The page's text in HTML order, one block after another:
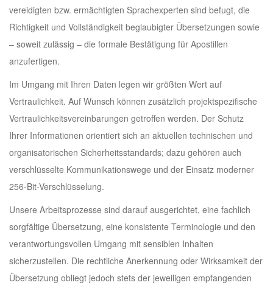
vereidigten bzw. ermächtigten Sprachexperten sind befugt, die
Richtigkeit und Vollständigkeit beglaubigter Übersetzungen sowie
– soweit zulässig – die formale Bestätigung für Apostillen
anzufertigen.
Im Umgang mit Ihren Daten legen wir größten Wert auf
Vertraulichkeit. Auf Wunsch können zusätzlich projektspezifische
Vertraulichkeitsvereinbarungen getroffen werden. Der Schutz
Ihrer Informationen orientiert sich an aktuellen technischen und
organisatorischen Sicherheitsstandards; dazu gehören auch
verschlüsselte Kommunikationswege und der Einsatz moderner
256-Bit-Verschlüsselung.
Unsere Arbeitsprozesse sind darauf ausgerichtet, eine fachlich
sorgfältige Übersetzung, eine konsistente Terminologie und den
verantwortungsvollen Umgang mit sensiblen Inhalten
sicherzustellen. Die rechtliche Anerkennung oder Wirksamkeit der
Übersetzung obliegt jedoch stets der jeweiligen empfangenden